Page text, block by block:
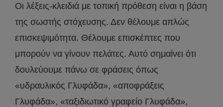
Οι λέξεις-κλειδιά με τοπική πρόθεση είναι η βάση
της σωστής στόχευσης. Δεν θέλουμε απλώς
επισκεψιμότητα. Θέλουμε επισκέπτες που
μπορούν να γίνουν πελάτες. Αυτό σημαίνει ότι
δουλεύουμε πάνω σε φράσεις όπως
«υδραυλικός Γλυφάδα», «αποφράξεις
Γλυφάδα», «ταξιδιωτικό γραφείο Γλυφάδα»,